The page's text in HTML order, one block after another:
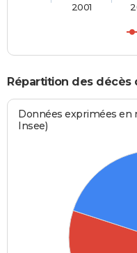
2001
Répartition des décès
Données exprimées en
Insee)